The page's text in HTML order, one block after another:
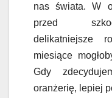
nas świata. W
przed
delikatniejsze
miesiące
Gdy
oranżerię, lepiej